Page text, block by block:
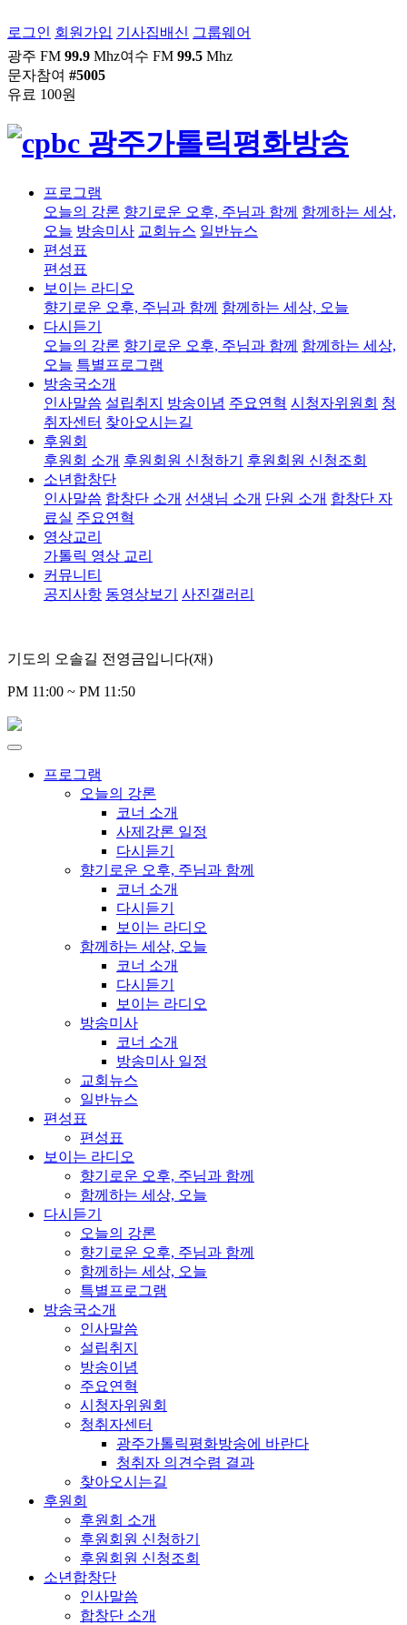
로그인 회원가입 기사집배신 그룹웨어
광주 FM 99.9 Mhz여수 FM 99.5 Mhz
문자참여 #5005
유료 100원
프로그램
오늘의 강론 향기로운 오후, 주님과 함께 함께하는 세상,
오늘 방송미사 교회뉴스 일반뉴스
편성표
편성표
보이는 라디오
향기로운 오후, 주님과 함께 함께하는 세상, 오늘
다시듣기
오늘의 강론 향기로운 오후, 주님과 함께 함께하는 세상,
오늘 특별프로그램
방송국소개
인사말씀 설립취지 방송이념 주요연혁 시청자위원회 청
취자센터 찾아오시는길
후원회
후원회 소개 후원회원 신청하기
후원회원 신청조회
소년합창단
인사말씀 합창단 소개 선생님 소개 단원 소개 합창단 자
료실 주요연혁
영상교리
가톨릭 영상 교리
커뮤니티
공지사항 동영상보기 사진갤러리
기도의 오솔길 전영금입니다(재)
PM 11:00 ~ PM 11:50
프로그램
오늘의 강론
코너 소개
사제강론 일정
다시듣기
향기로운 오후, 주님과 함께
코너 소개
다시듣기
보이는 라디오
함께하는 세상, 오늘
코너 소개
다시듣기
보이는 라디오
방송미사
코너 소개
방송미사 일정
교회뉴스
일반뉴스
편성표
편성표
보이는 라디오
향기로운 오후, 주님과 함께
함께하는 세상, 오늘
다시듣기
오늘의 강론
향기로운 오후, 주님과 함께
함께하는 세상, 오늘
특별프로그램
방송국소개
인사말씀
설립취지
방송이념
주요연혁
시청자위원회
청취자센터
광주가톨릭평화방송에 바란다
청취자 의견수렴 결과
찾아오시는길
후원회
후원회 소개
후원회원 신청하기
후원회원 신청조회
소년합창단
인사말씀
합창단 소개